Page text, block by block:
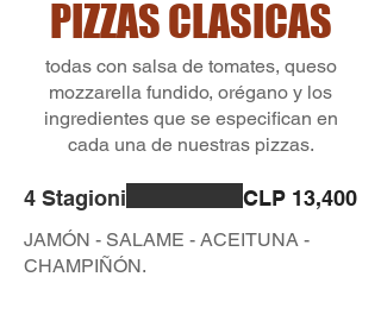
PIZZAS CLASICAS
todas con salsa de tomates, queso
mozzarella fundido, orégano y los
ingredientes que se especifican en
cada una de nuestras pizzas.
4 Stagioni
JAMÓN - SALAME - ACEITUNA -
CHAMPIÑÓN.
CLP 13,400